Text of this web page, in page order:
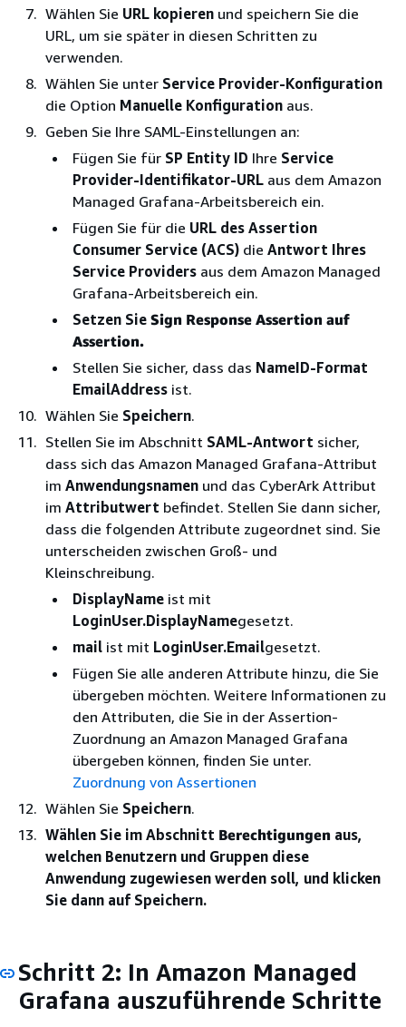
Wählen Sie URL kopieren und speichern Sie die
URL, um sie später in diesen Schritten zu
verwenden.
Wählen Sie unter Service Provider-Konfiguration
die Option Manuelle Konfiguration aus.
Geben Sie Ihre SAML-Einstellungen an:
Fügen Sie für SP Entity ID Ihre Service
Provider-Identifikator-URL aus dem Amazon
Managed Grafana-Arbeitsbereich ein.
Fügen Sie für die URL des Assertion
Consumer Service (ACS) die Antwort Ihres
Service Providers aus dem Amazon Managed
Grafana-Arbeitsbereich ein.
Setzen Sie Sign Response Assertion auf
Assertion.
Stellen Sie sicher, dass das NameID-Format
EmailAddress ist.
Wählen Sie Speichern.
Stellen Sie im Abschnitt SAML-Antwort sicher,
dass sich das Amazon Managed Grafana-Attribut
im Anwendungsnamen und das CyberArk Attribut
im Attributwert befindet. Stellen Sie dann sicher,
dass die folgenden Attribute zugeordnet sind. Sie
unterscheiden zwischen Groß- und
Kleinschreibung.
DisplayName ist mit
LoginUser.DisplayNamegesetzt.
mail ist mit LoginUser.Emailgesetzt.
Fügen Sie alle anderen Attribute hinzu, die Sie
übergeben möchten. Weitere Informationen zu
den Attributen, die Sie in der Assertion-
Zuordnung an Amazon Managed Grafana
übergeben können, finden Sie unter.
Zuordnung von Assertionen
Wählen Sie Speichern.
Wählen Sie im Abschnitt Berechtigungen aus,
welchen Benutzern und Gruppen diese
Anwendung zugewiesen werden soll, und klicken
Sie dann auf Speichern.
Schritt 2: In Amazon Managed
Grafana auszuführende Schritte